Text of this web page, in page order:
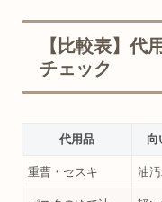
【比較表】代
チェック
代用品 向
重曹・セスキ 油